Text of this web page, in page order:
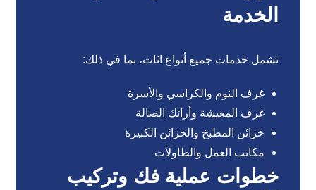
الخدمة
تشمل خدمات جميع أنواع اثاث، بما في ذلك:
غرف النوم والكراسي والأسرة
غرف المعيشة وأرائك الصالة
خزائن المطبخ والخزائن الكبيرة
مكاتب العمل والطاولات
خطوات عملية فك وتركيب